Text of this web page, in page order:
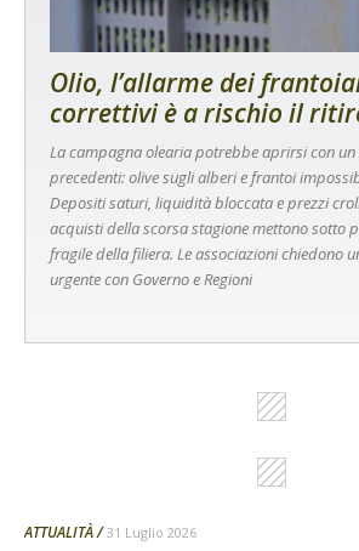
Olio, l’allarme dei
correttivi è a rischio il
La campagna olearia potrebbe aprirsi con
precedenti: olive sugli alberi e frantoi
Depositi saturi, liquidità bloccata e prezzi
acquisti della scorsa stagione mettono sotto
fragile della filiera. Le associazioni chiedono
urgente con Governo e Regioni
ATTUALITÀ 31 Luglio 2026